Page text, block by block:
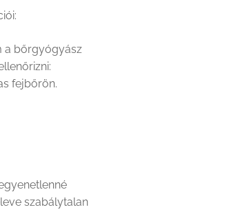
a bőrgyógyász
fejbőrön.
szabálytalan